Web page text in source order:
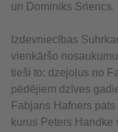
un Dominiks Sriencs.
Izdevniecības
vienkāršo
tieši to: dzejoļus no
pēdējiem dzīves
Fabjans Hafners
kurus Peters